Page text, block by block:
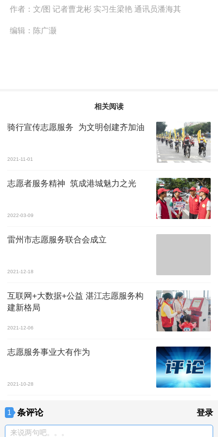
作者： 文/图 记者曹龙彬 实习生梁艳 通讯员潘海其
编辑： 陈广灏
相关阅读
骑行宣传志愿服务 为文明创建齐加油
2021-11-01
志愿者服务精神 筑成港城魅力之光
2022-03-09
雷州市志愿服务联合会成立
2021-12-18
互联网+大数据+公益 湛江志愿服务构
建新格局
2021-12-06
志愿服务事业大有作为
2021-10-28
1 条评论 登录
来说两句吧。。。